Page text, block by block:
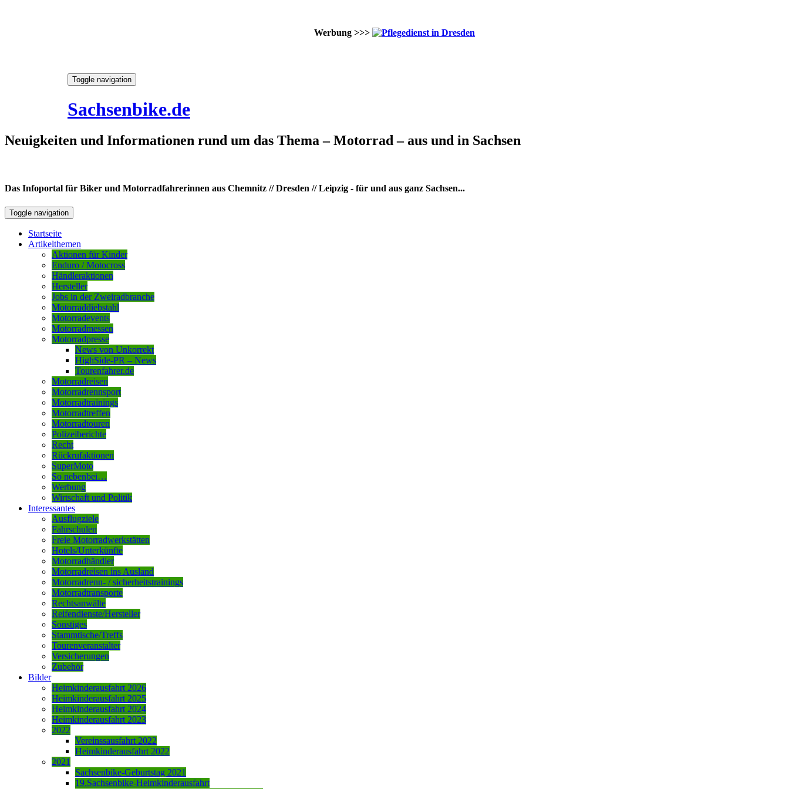
Werbung >>>
Toggle navigation
Sachsenbike.de
Neuigkeiten und Informationen rund um das Thema – Motorrad – aus und in Sachsen
Das Infoportal für Biker und Motorradfahrerinnen aus Chemnitz // Dresden // Leipzig - für und aus ganz Sachsen...
Toggle navigation
Startseite
Artikelthemen
Aktionen für Kinder
Enduro / Motocross
Händleraktionen
Hersteller
Jobs in der Zweiradbranche
Motorraddiebstahl
Motorradevents
Motorradmessen
Motorradpresse
News von Unkorrekt
HighSide-PR – News
Tourenfahrer.de
Motorradreisen
Motorradrennsport
Motorradtrainings
Motorradtreffen
Motorradtouren
Polizeiberichte
Recht
Rückrufaktionen
SuperMoto
So nebenbei…
Werbung
Wirtschaft und Politik
Interessantes
Ausflugziele
Fahrschulen
Freie Motorradwerkstätten
Hotels/Unterkünfte
Motorradhändler
Motorradreisen ins Ausland
Motorradrenn- / sicherheitstrainings
Motorradtransporte
Rechtsanwälte
Reifendienste/Hersteller
Sonstiges
Stammtische/Treffs
Tourenveranstalter
Versicherungen
Zubehör
Bilder
Heimkinderausfahrt 2026
Heimkinderausfahrt 2025
Heimkinderausfahrt 2024
Heimkinderausfahrt 2023
2022
Vereinssausfahrt 2022
Heimkinderausfahrt 2022
2021
Sachsenbike-Geburtstag 2021
19.Sachsenbike-Heimkinderausfahrt